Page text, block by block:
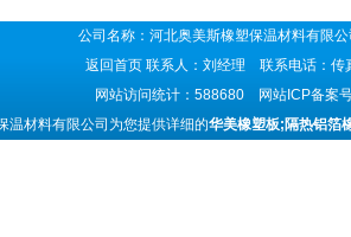
公司名称：河北奥美斯橡塑保温材料有
返回首页 联系人：刘经理 联系电话：
网站访问统计：588680 网站ICP备案
温材料有限公司为您提供详细的华美橡塑板;隔热铝箔